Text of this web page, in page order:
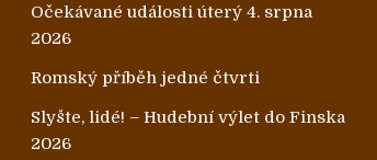
Očekávané události úterý 4. srpna
2026
Romský příběh jedné čtvrti
Slyšte, lidé! – Hudební výlet do Finska
2026